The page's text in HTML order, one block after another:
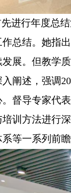
进行年度总
总结。她指
展。但教学
阐述，强调
督导专家代
训方法进行
等一系列前